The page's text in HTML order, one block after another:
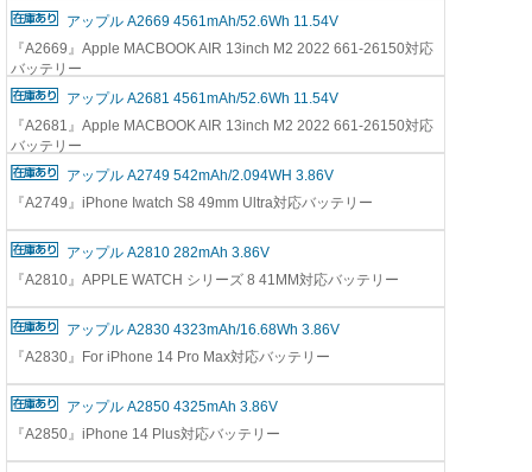
アップル A2669 4561mAh/52.6Wh 11.54V
『A2669』Apple MACBOOK AIR 13inch M2 2022 661-26150対応
バッテリー
アップル A2681 4561mAh/52.6Wh 11.54V
『A2681』Apple MACBOOK AIR 13inch M2 2022 661-26150対応
バッテリー
アップル A2749 542mAh/2.094WH 3.86V
『A2749』iPhone Iwatch S8 49mm Ultra対応バッテリー
アップル A2810 282mAh 3.86V
『A2810』APPLE WATCH シリーズ 8 41MM対応バッテリー
アップル A2830 4323mAh/16.68Wh 3.86V
『A2830』For iPhone 14 Pro Max対応バッテリー
アップル A2850 4325mAh 3.86V
『A2850』iPhone 14 Plus対応バッテリー